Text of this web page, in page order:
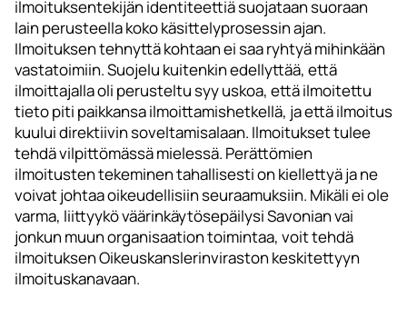
ilmoituksentekijän identiteettiä suojataan suoraan
lain perusteella koko käsittelyprosessin ajan.
Ilmoituksen tehnyttä kohtaan ei saa ryhtyä mihinkään
vastatoimiin. Suojelu kuitenkin edellyttää, että
ilmoittajalla oli perusteltu syy uskoa, että ilmoitettu
tieto piti paikkansa ilmoittamishetkellä, ja että ilmoitus
kuului direktiivin soveltamisalaan. Ilmoitukset tulee
tehdä vilpittömässä mielessä. Perättömien
ilmoitusten tekeminen tahallisesti on kiellettyä ja ne
voivat johtaa oikeudellisiin seuraamuksiin. Mikäli ei ole
varma, liittyykö väärinkäytösepäilysi Savonian vai
jonkun muun organisaation toimintaa, voit tehdä
ilmoituksen Oikeuskanslerinviraston keskitettyyn
ilmoituskanavaan.